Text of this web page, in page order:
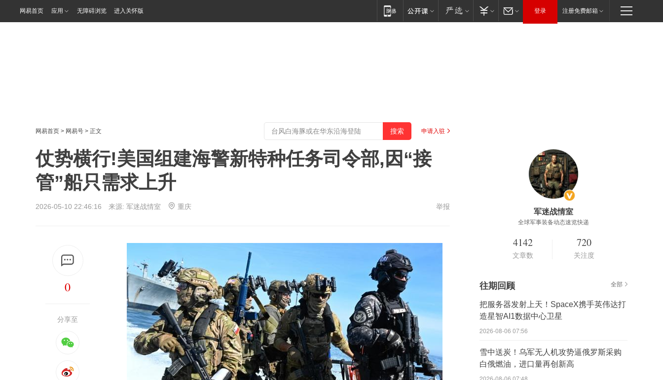
网易首页 应用 无障碍浏览 进入关怀版 登录 注册免费邮箱
网易首页 > 网易号 > 正文 申请入驻
仗势横行!美国组建海警新特种任务司令部,因“接
管”船只需求上升
2026-05-10 22:46:16 来源: 军迷战情室 重庆 举报
0
分享至
军迷战情室
全球军事装备动态速览快递
4142
文章数
720
关注度
往期回顾 全部
把服务器发射上天！SpaceX携手英伟达打
造星智AI1数据中心卫星
2026-08-06 07:56
雪中送炭！乌军无人机攻势逼俄罗斯采购
白俄燃油，进口量再创新高
2026-08-06 07:48